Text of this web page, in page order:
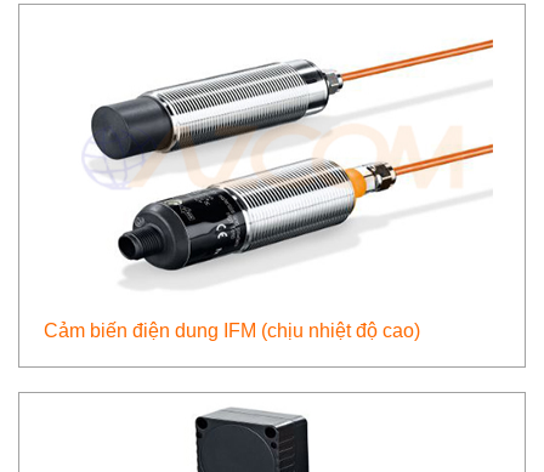
Cảm biến điện dung IFM (chịu nhiệt độ cao)